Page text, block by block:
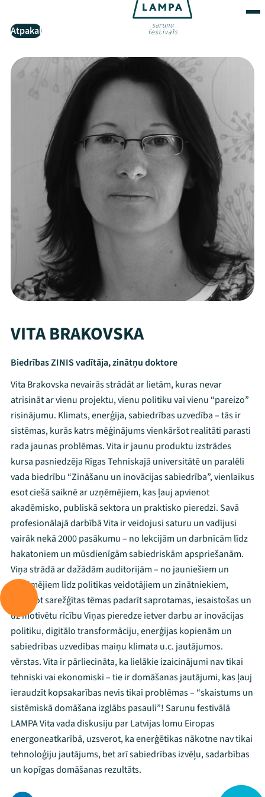
Atpakaļ
VITA BRAKOVSKA
Biedrības ZINIS vadītāja, zinātņu doktore
Vita Brakovska nevairās strādāt ar lietām, kuras nevar
atrisināt ar vienu projektu, vienu politiku vai vienu “pareizo”
risinājumu. Klimats, enerģija, sabiedrības uzvedība – tās ir
sistēmas, kurās katrs mēģinājums vienkāršot realitāti parasti
rada jaunas problēmas. Vita ir jaunu produktu izstrādes
kursa pasniedzēja Rīgas Tehniskajā universitātē un paralēli
vada biedrību “Zināšanu un inovācijas sabiedrība”, vienlaikus
esot ciešā saiknē ar uzņēmējiem, kas ļauj apvienot
akadēmisko, publiskā sektora un praktisko pieredzi. Savā
profesionālajā darbībā Vita ir veidojusi saturu un vadījusi
vairāk nekā 2000 pasākumu – no lekcijām un darbnīcām līdz
hakatoniem un mūsdienīgām sabiedriskām apspriešanām.
Viņa strādā ar dažādām auditorijām – no jauniešiem un
uzņēmējiem līdz politikas veidotājiem un zinātniekiem,
palīdzot sarežģītas tēmas padarīt saprotamas, iesaistošas un
uz motivētu rīcību Viņas pieredze ietver darbu ar inovācijas
politiku, digitālo transformāciju, enerģijas kopienām un
sabiedrības uzvedības maiņu klimata u.c. jautājumos.
vērstas. Vita ir pārliecināta, ka lielākie izaicinājumi nav tikai
tehniski vai ekonomiski – tie ir domāšanas jautājumi, kas ļauj
ieraudzīt kopsakarības nevis tikai problēmas – “skaistums un
sistēmiskā domāšana izglābs pasauli”! Sarunu festivālā
LAMPA Vita vada diskusiju par Latvijas lomu Eiropas
energoneatkarībā, uzsverot, ka enerģētikas nākotne nav tikai
tehnoloģiju jautājums, bet arī sabiedrības izvēļu, sadarbības
un kopīgas domāšanas rezultāts.